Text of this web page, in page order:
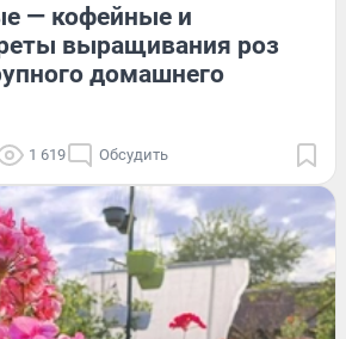
— кофейные и
выращивания роз
домашнего
1 619 Обсудить